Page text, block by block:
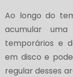
Ao longo do
acumular
temporários e
em disco e
regular desses